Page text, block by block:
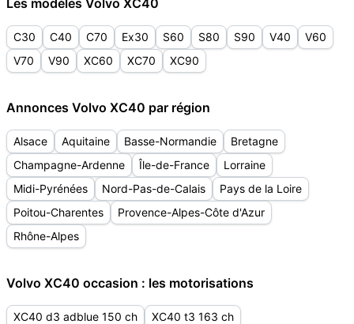
Les modèles Volvo XC40
C30 C40 C70 Ex30 S60 S80 S90 V40
V60
V70
V90 XC60 XC70 XC90
Annonces Volvo XC40 par région
Alsace Aquitaine Basse-Normandie
Bretagne
Champagne-Ardenne
Île-de-France
Lorraine
Midi-Pyrénées
Nord-Pas-de-Calais
Pays de la Loire
Poitou-Charentes
Provence-Alpes-Côte d'Azur
Rhône-Alpes
Volvo XC40 occasion : les motorisations
XC40 d3 adblue 150 ch
XC40 t3 163 ch